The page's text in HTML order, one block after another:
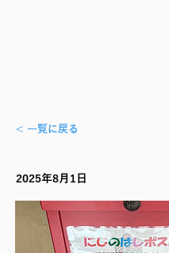
< 一覧に戻る
2025年8月1日